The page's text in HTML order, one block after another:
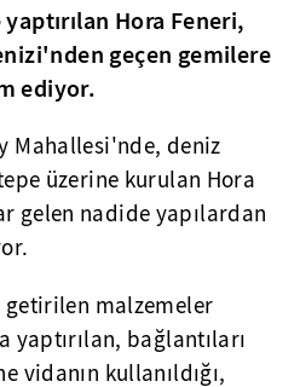
Hora Feneri,
geçen gemilere
ediyor.
Mahallesi'nde, deniz
üzerine kurulan Hora
gelen nadide yapılardan
malzemeler
yaptırılan, bağlantıları
vidanın kullanıldığı,